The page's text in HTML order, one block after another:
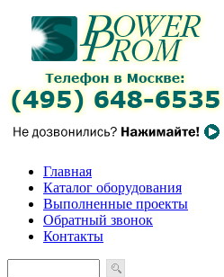
Главная
Каталог оборудования
Выполненные проекты
Обратный звонок
Контакты